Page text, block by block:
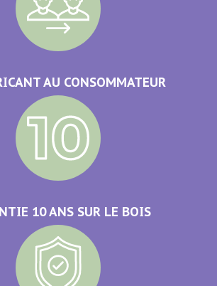
AU CONSOMMATEUR
10 ANS SUR LE BOIS